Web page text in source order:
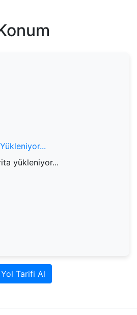
Yükleniyor...
yükleniyor...
Yol Tarifi Al